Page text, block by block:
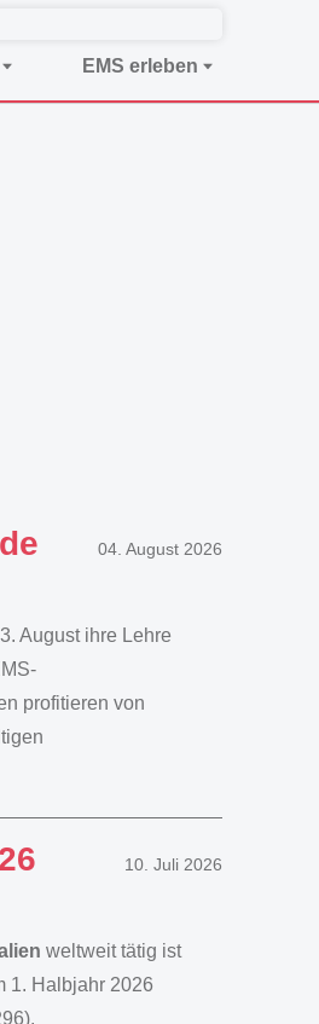
EMS erleben
04. August 2026
August ihre Lehre
profitieren von
10. Juli 2026
weltweit tätig ist
1. Halbjahr 2026